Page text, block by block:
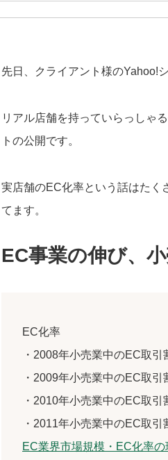
先日、クライアント様のYahoo!
リアル店舗を持っていらっしゃ
トの公開です。
実店舗のEC化率という話はたく
てます。
EC事業の伸び、
EC化率
・2008年小売業中のEC取引
・2009年小売業中のEC取引
・2010年小売業中のEC取引
・2011年小売業中のEC取引
EC業界市場規模・EC化率